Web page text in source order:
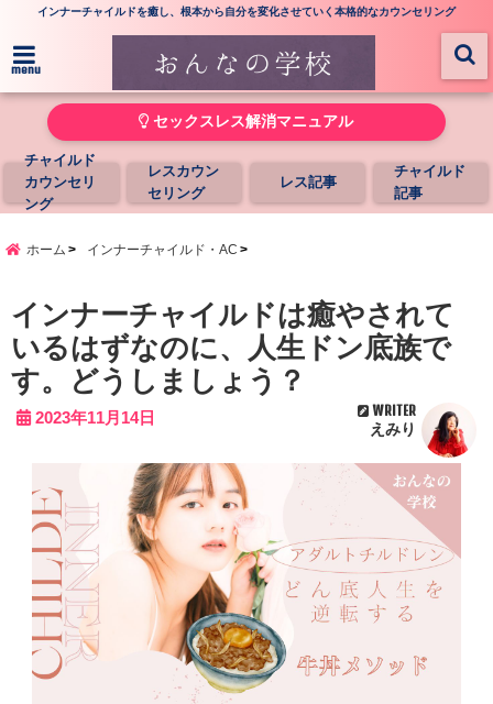
インナーチャイルドを癒し、根本から自分を変化させていく本格的なカウンセリング
menu
セックスレス解消マニュアル
チャイルド
カウンセリ
ング
レスカウン
セリング
レス記事
チャイルド
記事
ホーム インナーチャイルド・AC
インナーチャイルドは癒やされて
いるはずなのに、人生ドン底族で
す。どうしましょう？
2023年11月14日 WRITER
えみり